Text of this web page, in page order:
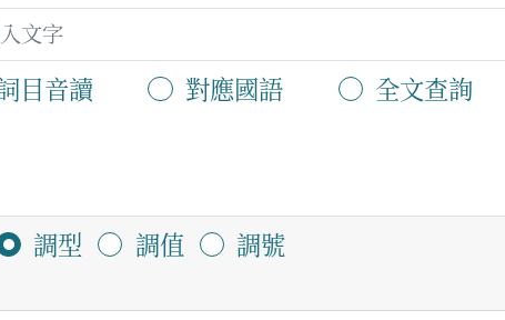
目音讀 對應國語 全文查詢
調型 調值 調號